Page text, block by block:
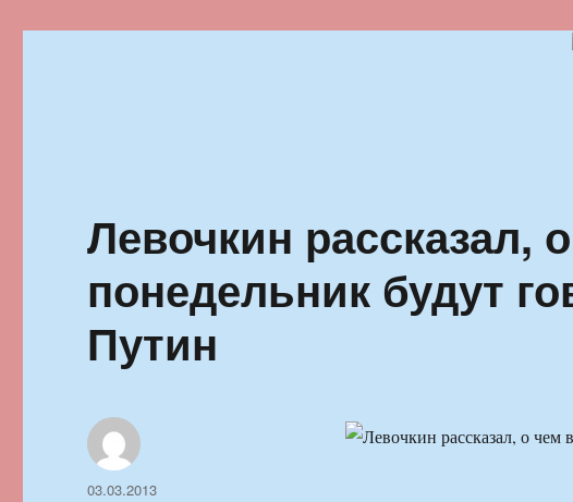
Левочкин рассказал,
понедельник будут
Путин
Автор
Опубликовано
03.03.2013